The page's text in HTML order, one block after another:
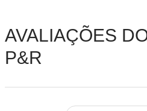
AVALIAÇÕES
P&R